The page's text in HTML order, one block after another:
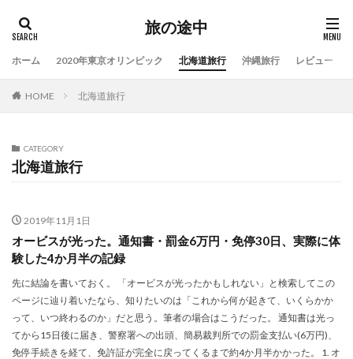
旅の途中
ホーム 2020年東京オリンピック 北海道旅行 沖縄旅行 レビュー
HOME 北海道旅行
CATEGORY
北海道旅行
2019年11月1日
オービスが光った。通知書・罰金6万円・免停30日、実際に体
験した4か月半の記録
先に結論を書いておく。 「オービスが光ったかもしれない」と検索してこの
ページに辿り着いたなら、知りたいのは「これから何が起きて、いくらかか
って、いつ終わるのか」だと思う。筆者の場合はこうだった。 通知書は光っ
てから15日後に届き、警察署への出頭、簡易裁判所での罰金支払い(6万円)、
免停手続きを経て、免許証が完全に戻ってくるまで約4か月半かかった。 1. オ